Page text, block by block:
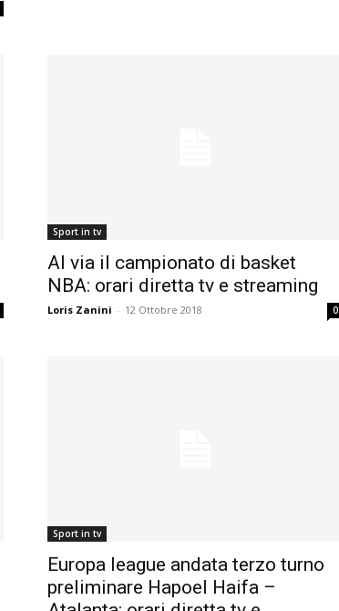
Sport in tv
Al via il campionato di basket
NBA: orari diretta tv e streaming
Loris Zanini - 12 Ottobre 2018 0
Sport in tv
Europa league andata terzo turno
preliminare Hapoel Haifa –